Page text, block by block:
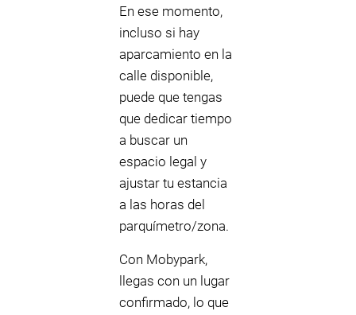
En ese momento,
incluso si hay
aparcamiento en la
calle disponible,
puede que tengas
que dedicar tiempo
a buscar un
espacio legal y
ajustar tu estancia
a las horas del
parquímetro/zona.
Con Mobypark,
llegas con un lugar
confirmado, lo que